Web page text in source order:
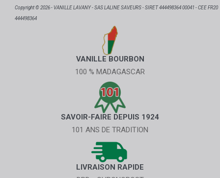
Copyright © 2026 - VANILLE LAVANY - SAS LALINE SAVEURS - SIRET 444498364 00041 - CEE FR20
444498364
VANILLE BOURBON
100 % MADAGASCAR
SAVOIR-FAIRE DEPUIS 1924
101 ANS DE TRADITION
LIVRAISON RAPIDE